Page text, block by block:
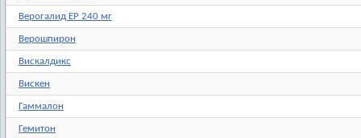
Верогалид ЕР 240 мг
Верошпирон
Вискалдикс
Вискен
Гаммалон
Гемитон